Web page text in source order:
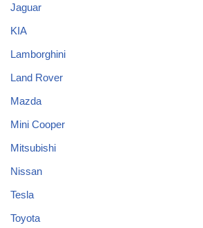
Jaguar
KIA
Lamborghini
Land Rover
Mazda
Mini Cooper
Mitsubishi
Nissan
Tesla
Toyota